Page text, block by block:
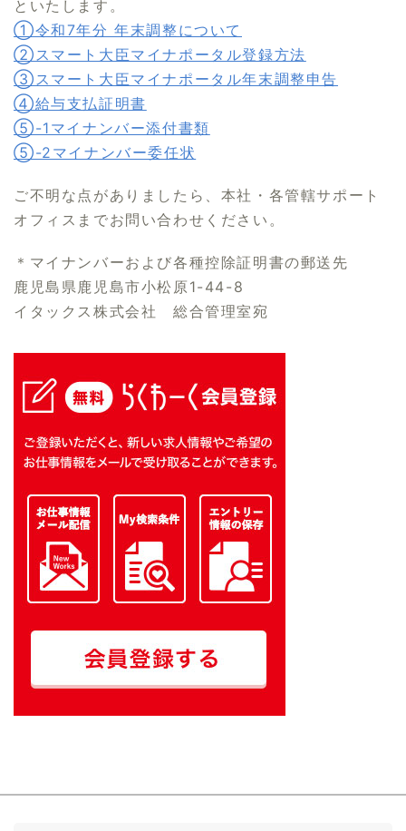
といたします。
①令和7年分 年末調整について
②スマート大臣マイナポータル登録方法
③スマート大臣マイナポータル年末調整申告
④給与支払証明書
⑤-1マイナンバー添付書類
⑤-2マイナンバー委任状
ご不明な点がありましたら、本社・各管轄サポート
オフィスまでお問い合わせください。
＊マイナンバーおよび各種控除証明書の郵送先
鹿児島県鹿児島市小松原1-44-8
イタックス株式会社 総合管理室宛